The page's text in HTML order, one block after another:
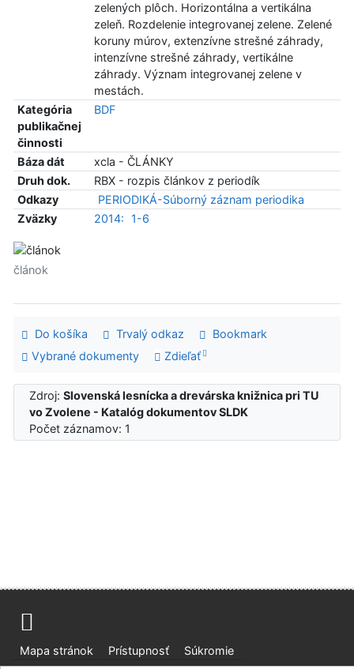
zelených plôch. Horizontálna a vertikálna
zeleň. Rozdelenie integrovanej zelene. Zelené
koruny múrov, extenzívne strešné záhrady,
intenzívne strešné záhrady, vertikálne
záhrady. Význam integrovanej zelene v
mestách.
Kategória
publikačnej
činnosti
BDF
Báza dát
xcla - ČLÁNKY
Druh dok.
RBX - rozpis článkov z periodík
Odkazy
PERIODIKÁ-Súborný záznam periodika
Zväzky
2014: 1-6
článok
Do košíka Trvalý odkaz
Bookmark
Vybrané dokumenty
Zdieľať
Zdroj:Slovenská lesnícka a drevárska knižnica pri TU
vo Zvolene - Katalóg dokumentov SLDK
Počet záznamov: 1
Mapa stránok Prístupnosť
Súkromie